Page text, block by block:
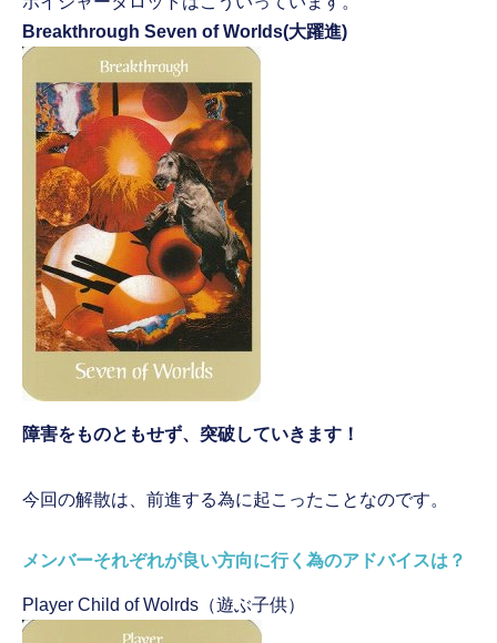
Breakthrough Seven of Worlds(大躍進)
障害をものともせず、突破していきます！
今回の解散は、前進する為に起こったことなのです。
メンバーそれぞれが良い方向に行く為のアドバイスは？
Player Child of Wolrds（遊ぶ子供）